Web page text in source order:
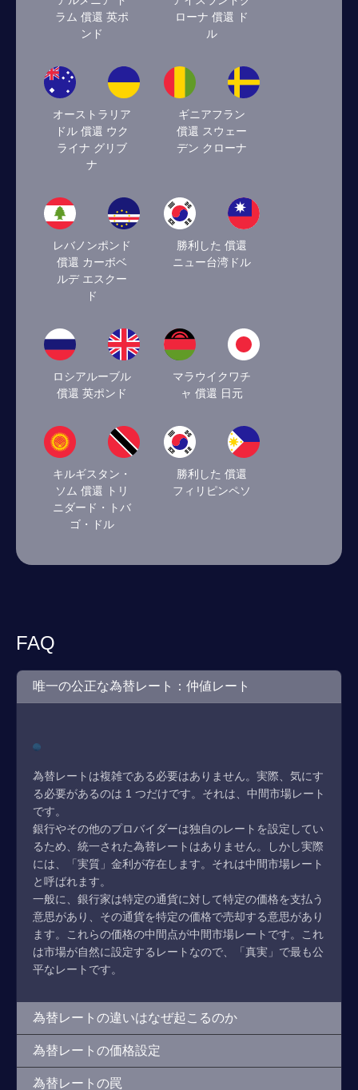
ラム 償還 英ポ
ンド
ローナ 償還 ド
ル
オーストラリア
ドル 償還 ウク
ライナ グリブ
ナ
ギニアフラン
償還 スウェー
デン クローナ
レバノンポンド
償還 カーボベ
ルデ エスクー
ド
勝利した 償還
ニュー台湾ドル
ロシアルーブル
償還 英ポンド
マラウイクワチ
ャ 償還 日元
キルギスタン・
ソム 償還 トリ
ニダード・トバ
ゴ・ドル
勝利した 償還
フィリピンペソ
FAQ
唯一の公正な為替レート：仲値レート
為替レートは複雑である必要はありません。実際、気にす
る必要があるのは 1 つだけです。それは、中間市場レート
です。
銀行やその他のプロバイダーは独自のレートを設定してい
るため、統一された為替レートはありません。しかし実際
には、「実質」金利が存在します。それは中間市場レート
と呼ばれます。
一般に、銀行家は特定の通貨に対して特定の価格を支払う
意思があり、その通貨を特定の価格で売却する意思があり
ます。これらの価格の中間点が中間市場レートです。これ
は市場が自然に設定するレートなので、「真実」で最も公
平なレートです。
為替レートの違いはなぜ起こるのか
為替レートの価格設定
為替レートの罠